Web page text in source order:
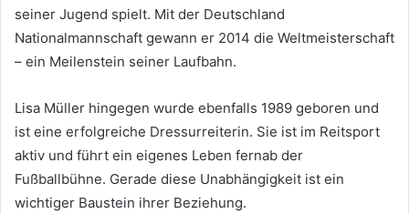
seiner Jugend spielt. Mit der Deutschland
Nationalmannschaft gewann er 2014 die Weltmeisterschaft
– ein Meilenstein seiner Laufbahn.
Lisa Müller hingegen wurde ebenfalls 1989 geboren und
ist eine erfolgreiche Dressurreiterin. Sie ist im Reitsport
aktiv und führt ein eigenes Leben fernab der
Fußballbühne. Gerade diese Unabhängigkeit ist ein
wichtiger Baustein ihrer Beziehung.